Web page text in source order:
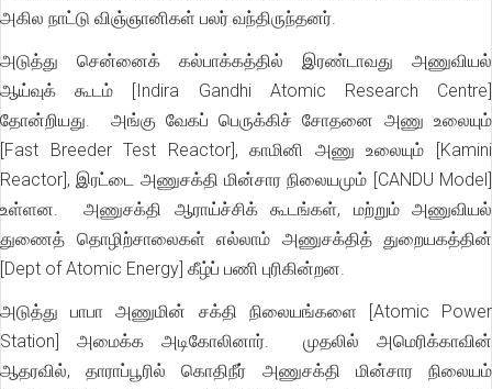
அகில நாட்டு விஞ்ஞானிகள் பலர் வந்திருந்தனர்.
அடுத்து சென்னைக் கல்பாக்கத்தில் இரண்டாவது அணுவியல்
ஆய்வுக் கூடம் [Indira Gandhi Atomic Research Centre]
தோன்றியது. அங்கு வேகப் பெருக்கிச் சோதனை அணு உலையும்
[Fast Breeder Test Reactor], காமினி அணு உலையும் [Kamini
Reactor], இரட்டை அணுசக்தி மின்சார நிலையமும் [CANDU Model]
உள்ளன. அணுசக்தி ஆராய்ச்சிக் கூடங்கள், மற்றும் அணுவியல்
துணைத் தொழிற்சாலைகள் எல்லாம் அணுசக்தித் துறையகத்தின்
[Dept of Atomic Energy] கீழ்ப் பணி புரிகின்றன.
அடுத்து பாபா அணுமின் சக்தி நிலையங்களை [Atomic Power
Station] அமைக்க அடிகோலினார். முதலில் அமெரிக்காவின்
ஆதரவில், தாராப்பூரில் கொதிநீர் அணுசக்தி மின்சார நிலையம்